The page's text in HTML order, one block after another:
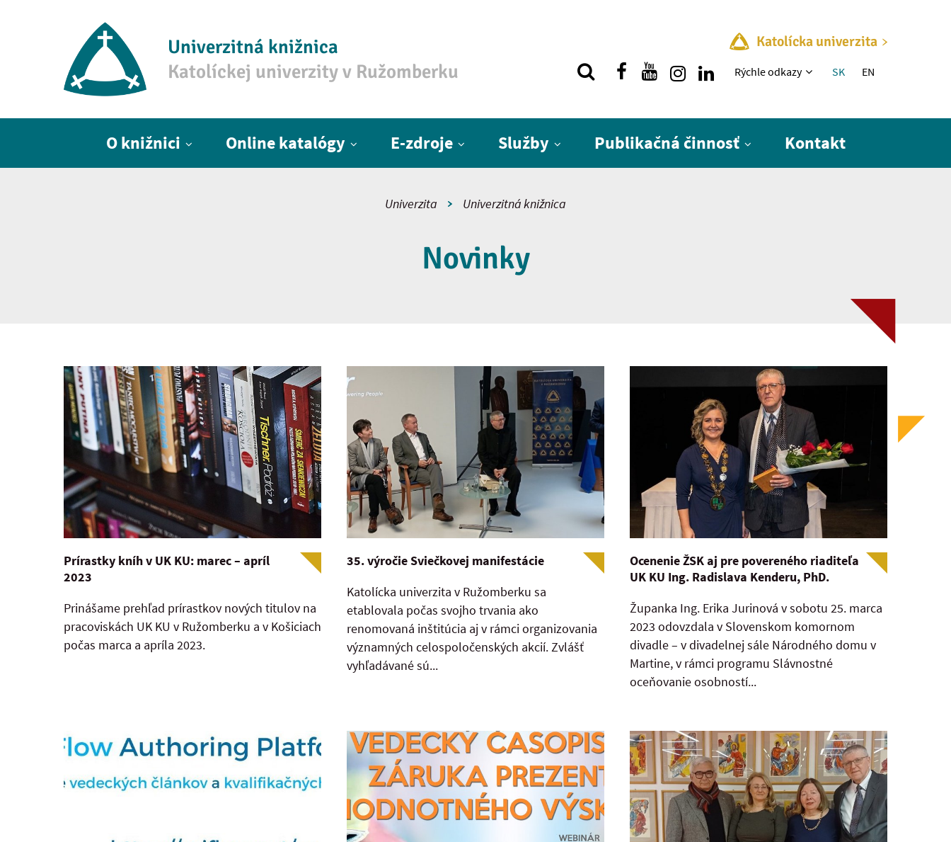
Univerzitná knižnica
Katolíckej univerzity v Ružomberku
Katolícka univerzita
Rýchle menu
Rýchle odkazy SK EN
O knižnici Online katalógy E-zdroje Služby Publikačná činnosť Kontakt
Univerzita Univerzitná knižnica
Novinky
Prírastky kníh v UK KU: marec – apríl
2023
Prinášame prehľad prírastkov nových titulov na
pracoviskách UK KU v Ružomberku a v Košiciach
počas marca a apríla 2023.
35. výročie Sviečkovej manifestácie
Katolícka univerzita v Ružomberku sa
etablovala počas svojho trvania ako
renomovaná inštitúcia aj v rámci organizovania
významných celospoločenských akcií. Zvlášť
vyhľadávané sú...
Ocenenie ŽSK aj pre povereného riaditeľa
UK KU Ing. Radislava Kenderu, PhD.
Županka Ing. Erika Jurinová v sobotu 25. marca
2023 odovzdala v Slovenskom komornom
divadle – v divadelnej sále Národného domu v
Martine, v rámci programu Slávnostné
oceňovanie osobností...